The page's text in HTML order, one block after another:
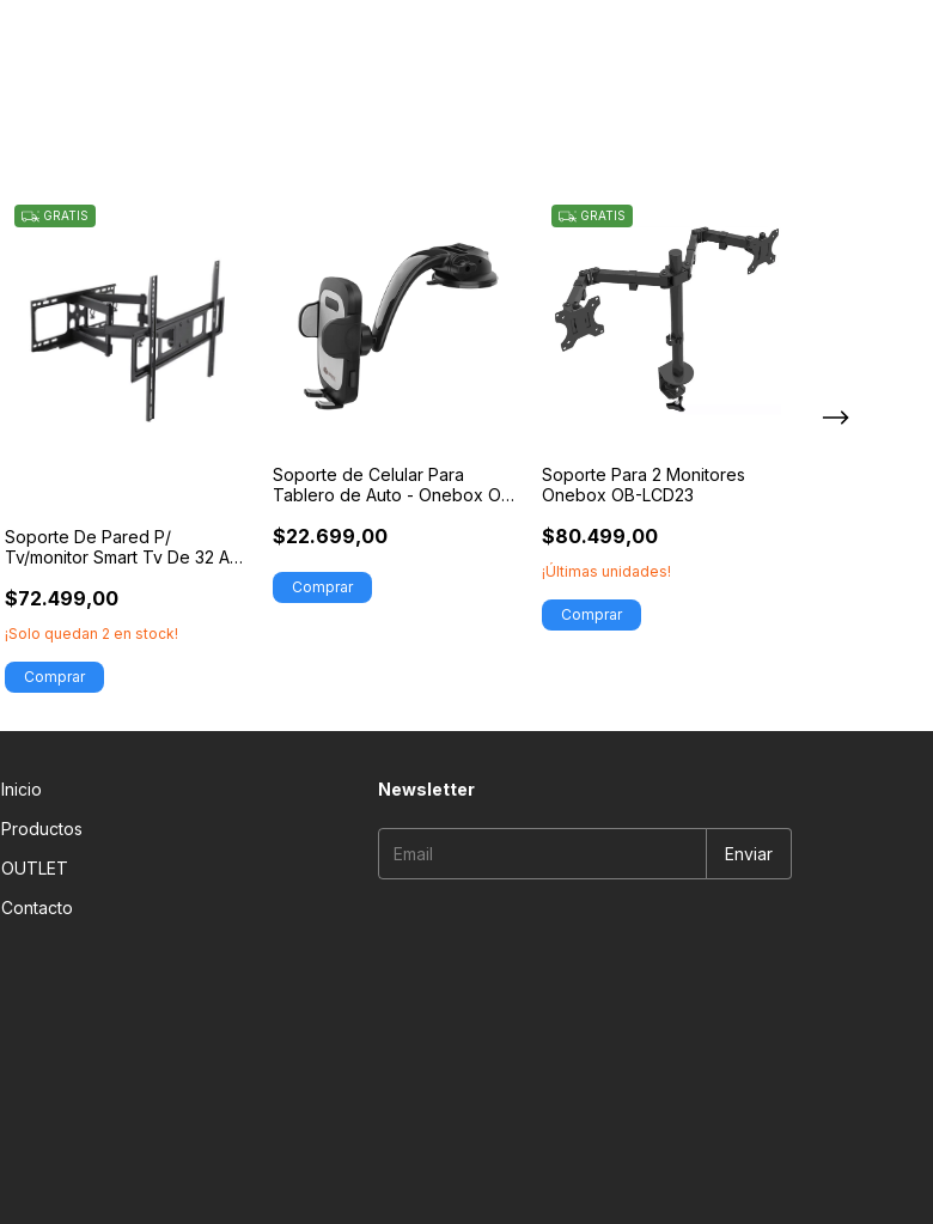
GRATIS
Soporte De Pared P/
Tv/monitor Smart Tv De 32 A
$72.499,00
¡Solo quedan 2 en stock!
Soporte de Celular Para
Tablero de Auto - Onebox OB-
$22.699,00
GRATIS
Soporte Para 2 Monitores
Onebox OB-LCD23
$80.499,00
¡Últimas unidades!
Inicio
Productos
OUTLET
Contacto
Newsletter